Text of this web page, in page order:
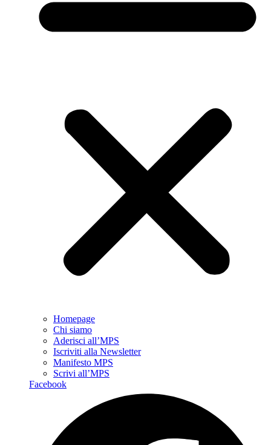
Homepage
Chi siamo
Aderisci all’MPS
Iscriviti alla Newsletter
Manifesto MPS
Scrivi all’MPS
Facebook